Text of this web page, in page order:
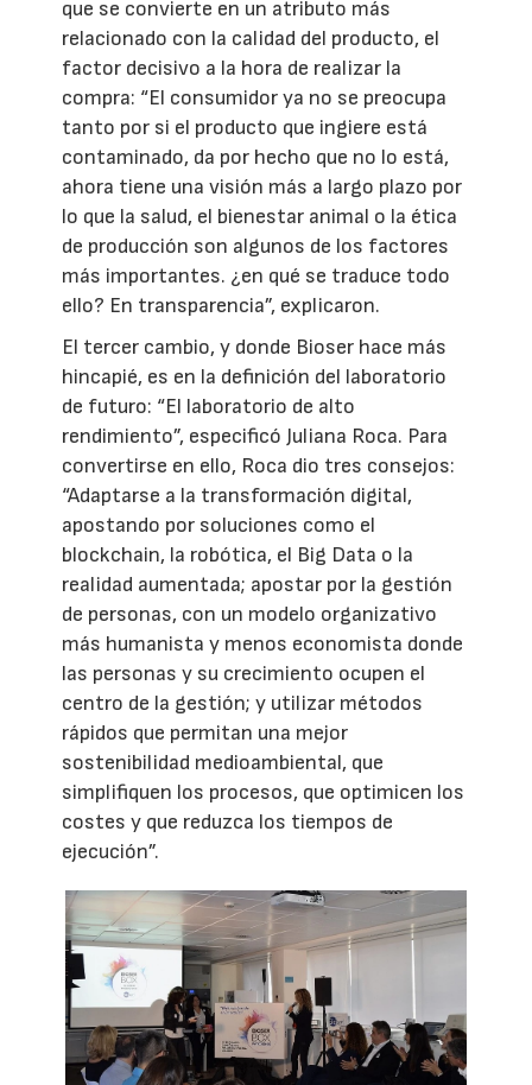
que se convierte en un atributo más
relacionado con la calidad del producto, el
factor decisivo a la hora de realizar la
compra: “El consumidor ya no se preocupa
tanto por si el producto que ingiere está
contaminado, da por hecho que no lo está,
ahora tiene una visión más a largo plazo por
lo que la salud, el bienestar animal o la ética
de producción son algunos de los factores
más importantes. ¿en qué se traduce todo
ello? En transparencia”, explicaron.
El tercer cambio, y donde Bioser hace más
hincapié, es en la definición del laboratorio
de futuro: “El laboratorio de alto
rendimiento”, especificó Juliana Roca. Para
convertirse en ello, Roca dio tres consejos:
“Adaptarse a la transformación digital,
apostando por soluciones como el
blockchain, la robótica, el Big Data o la
realidad aumentada; apostar por la gestión
de personas, con un modelo organizativo
más humanista y menos economista donde
las personas y su crecimiento ocupen el
centro de la gestión; y utilizar métodos
rápidos que permitan una mejor
sostenibilidad medioambiental, que
simplifiquen los procesos, que optimicen los
costes y que reduzca los tiempos de
ejecución”.